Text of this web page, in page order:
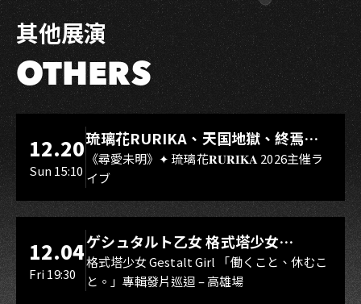
其他展演
OTHERS
LIVE WAREHOUSE 小庫
12.20
Sun 15:10
琉璃花RURIKA、天国地獄、終焉
Rebirth、DUALIA、無我夢中、花奏
スマイル（O.A.）
《尋愛未明》✦ 琉璃花𝐑𝐔𝐑𝐈𝐊𝐀 2026主催ラ
イブ
LIVE WAREHOUSE 小庫
12.04
Fri 19:30
ゲシュタルト乙女 格式塔少女
Gestalt Girl
格式塔少女 Gestalt Girl 「働くこと、休むこ
と。」專輯發片巡迴 – 高雄場